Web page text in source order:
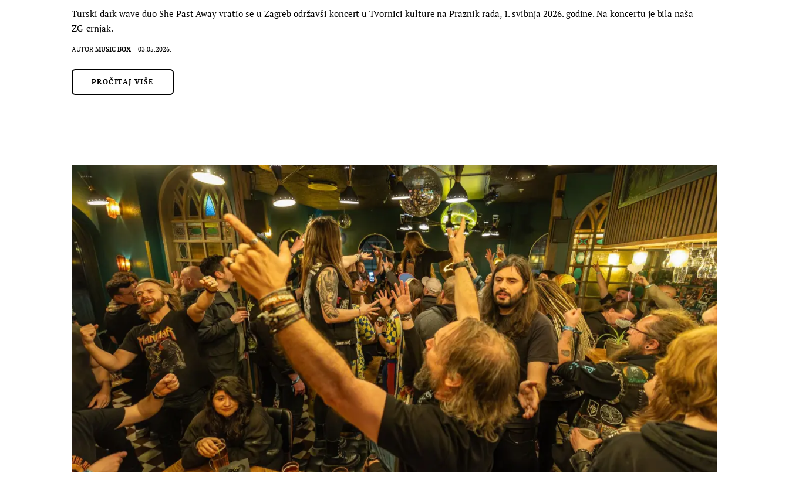
Turski dark wave duo She Past Away vratio se u Zagreb održavši koncert u Tvornici kulture na Praznik rada, 1. svibnja 2026. godine. Na koncertu je bila naša
ZG_crnjak.
AUTOR MUSIC BOX 03.05.2026.
PROČITAJ VIŠE